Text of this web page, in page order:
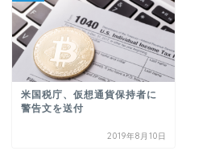
米国税庁、仮想通貨保持者に
警告文を送付
2019年8月10日